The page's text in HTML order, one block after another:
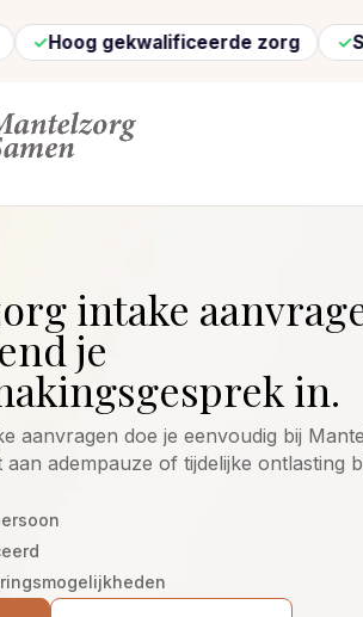
gekwalificeerde zorg Snel
intake
je
in.
aanvragen doe je eenvoudig bij
adempauze of tijdelijke ontlasting